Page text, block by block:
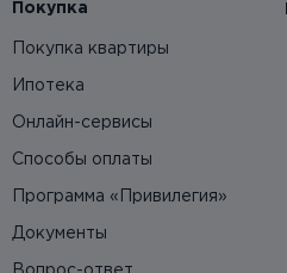
Покупка
Покупка квартиры
Ипотека
Онлайн-сервисы
Способы оплаты
Программа «Привилегия»
Документы